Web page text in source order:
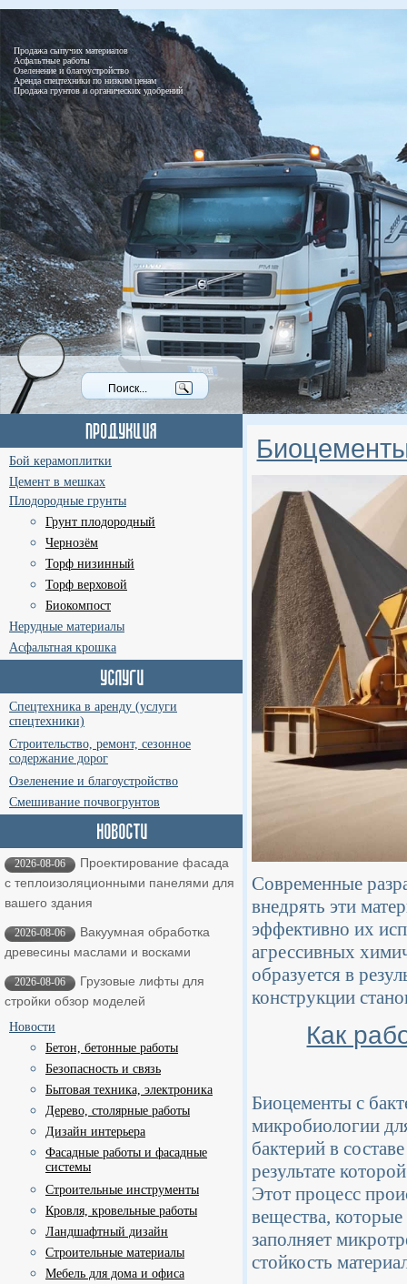
Продажа сыпучих материалов
Асфальтные работы
Озеленение и благоустройство
Аренда спецтехники по низким ценам
Продажа грунтов и органических удобрений
Бой керамоплитки
Цемент в мешках
Плодородные грунты
Грунт плодородный
Чернозём
Торф низинный
Торф верховой
Биокомпост
Нерудные материалы
Асфальтная крошка
Спецтехника в аренду (услуги
спецтехники)
Строительство, ремонт, сезонное
содержание дорог
Озеленение и благоустройство
Смешивание почвогрунтов
2026-08-06
Проектирование фасада
с теплоизоляционными панелями для
вашего здания
2026-08-06
Вакуумная обработка
древесины маслами и восками
2026-08-06
Грузовые лифты для
стройки обзор моделей
Новости
Бетон, бетонные работы
Безопасность и связь
Бытовая техника, электроника
Дерево, столярные работы
Дизайн интерьера
Фасадные работы и фасадные
системы
Строительные инструменты
Кровля, кровельные работы
Ландшафтный дизайн
Строительные материалы
Мебель для дома и офиса
Современные
внедрять эти
эффективно их
агрессивных
образуется в
конструкции
Как
Биоцементы с
микробиологии
бактерий в
результате
Этот процесс
вещества,
заполняет
стойкость